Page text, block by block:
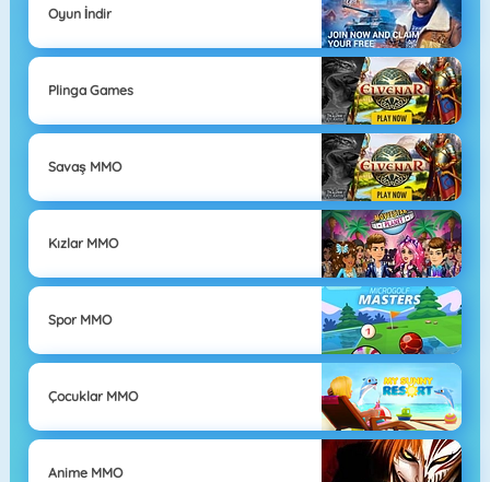
Oyun İndir
Plinga Games
Savaş MMO
Kızlar MMO
Spor MMO
Çocuklar MMO
Anime MMO